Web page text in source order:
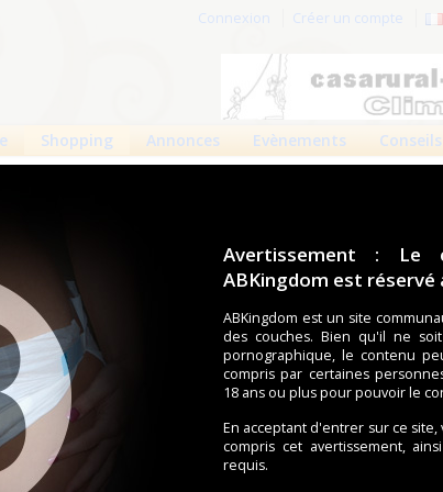
Avertissement : Le
ABKingdom est réservé
ABKingdom est un site
des couches. Bien qu'il ne
pornographique, le contenu
compris par certaines
18 ans ou plus pour pouvoir le
En acceptant d'entrer sur ce
compris cet avertissement,
requis.
Connexion Créer un compte
Shopping Annonces Evènements Conseils
Abena, Molicare, Comficare, Confiance, Depend,
pour les fétichistes des couches que pour
Trier par nom